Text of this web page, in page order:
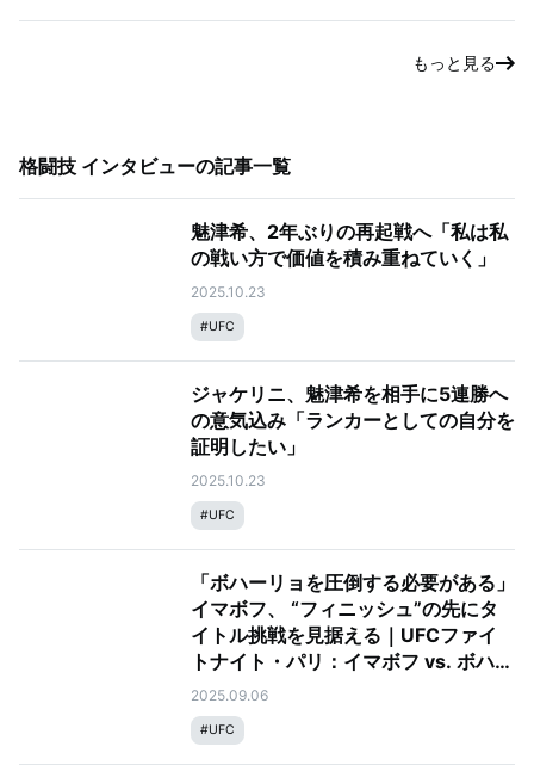
もっと見る
格闘技 インタビューの記事一覧
魅津希、2年ぶりの再起戦へ「私は私
の戦い方で価値を積み重ねていく」
2025.10.23
#UFC
ジャケリニ、魅津希を相手に5連勝へ
の意気込み「ランカーとしての自分を
証明したい」
2025.10.23
#UFC
「ボハーリョを圧倒する必要がある」
イマボフ、 “フィニッシュ”の先にタ
イトル挑戦を見据える｜UFCファイ
トナイト・パリ：イマボフ vs. ボハー
リョ
2025.09.06
#UFC